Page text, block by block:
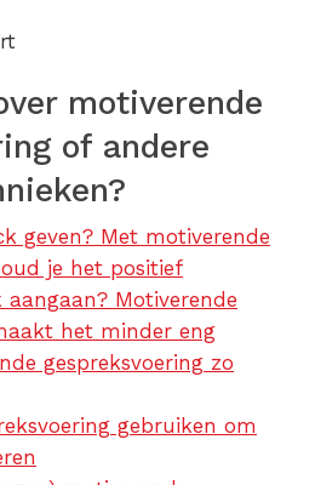
motiverende
of andere
geven? Met motiverende
je het positief
aangaan? Motiverende
het minder eng
gespreksvoering zo
gebruiken om